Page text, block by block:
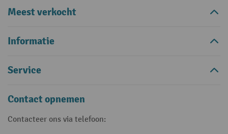
Meest verkocht
Informatie
Service
Contact opnemen
Contacteer ons via telefoon: